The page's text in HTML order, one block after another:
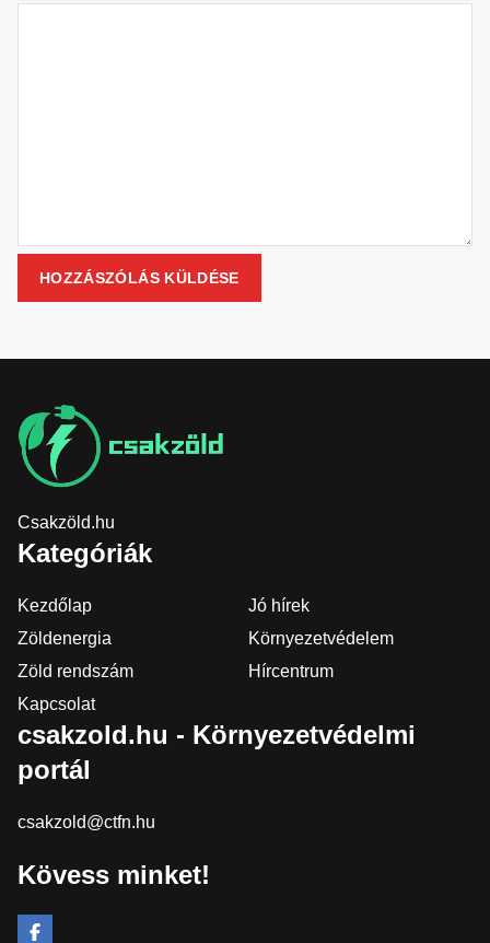
Csakzöld.hu
Kategóriák
Kezdőlap
Jó hírek
Zöldenergia
Környezetvédelem
Zöld rendszám
Hírcentrum
Kapcsolat
csakzold.hu - Környezetvédelmi
portál
csakzold@ctfn.hu
Kövess minket!